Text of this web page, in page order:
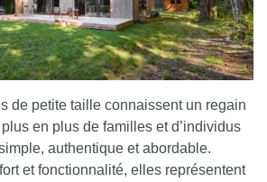
de petite taille connaissent un regain
en plus de familles et d’individus
authentique et abordable.
et fonctionnalité, elles représentent